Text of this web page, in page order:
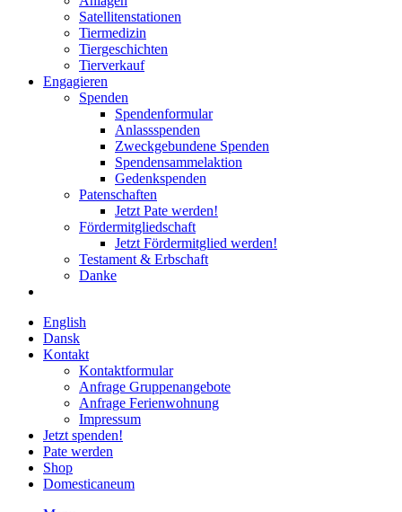
Satellitenstationen
Tiermedizin
Tiergeschichten
Tierverkauf
Engagieren
Spenden
Spendenformular
Anlassspenden
Zweckgebundene Spenden
Spendensammelaktion
Gedenkspenden
Patenschaften
Jetzt Pate werden!
Fördermitgliedschaft
Jetzt Fördermitglied werden!
Testament & Erbschaft
Danke
English
Dansk
Kontakt
Kontaktformular
Anfrage Gruppenangebote
Anfrage Ferienwohnung
Impressum
Jetzt spenden!
Pate werden
Shop
Domesticaneum